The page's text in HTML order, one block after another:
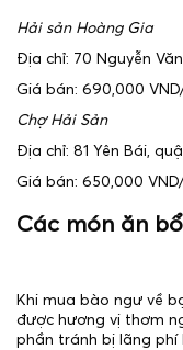
Hải sản Hoàng Gia
Địa chỉ: 70 Nguyễn
Giá bán: 690,000
Chợ Hải Sản
Địa chỉ: 81 Yên Bái,
Giá bán: 650,000
Các món ăn
Khi mua bào ngư về
được hương vị thơm
phần tránh bị lãng phí